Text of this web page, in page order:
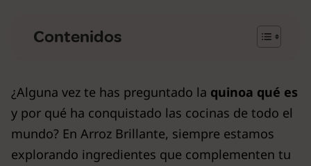
Contenidos
¿Alguna vez te has preguntado la quinoa qué es
y por qué ha conquistado las cocinas de todo el
mundo? En Arroz Brillante, siempre estamos
explorando ingredientes que complementen tu